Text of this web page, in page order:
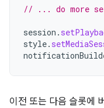
// ... do more
session .
style.
이전 또는 다음 슬롯에